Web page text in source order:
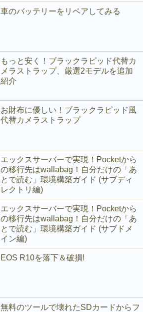
車のバッテリーをリペアしてみる
もっと安く！ブラックラピッド代替カ
メラストラップ、厳選2モデルを追加
紹介
お財布に優しい！ブラックラピッド風
代替カメラストラップ
エックスサーバーで実現！Pocketから
の移行先はwallabag！自分だけの「あ
とで読む」環境構築ガイド (サブディ
レクトリ編)
エックスサーバーで実現！Pocketから
の移行先はwallabag！自分だけの「あ
とで読む」環境構築ガイド (サブドメ
イン編)
EOS R10を落下＆破損!
無料のツールで壊れたSDカードからフ